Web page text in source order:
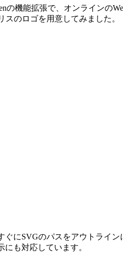
の機能拡張で、オンラインの
のロゴを用意してみました。
ぐにSVGのパスをアウトライ
も対応しています。